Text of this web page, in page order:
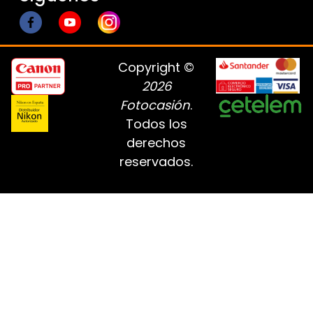
Copyright ©
2026
Fotocasión.
Todos los
derechos
reservados.